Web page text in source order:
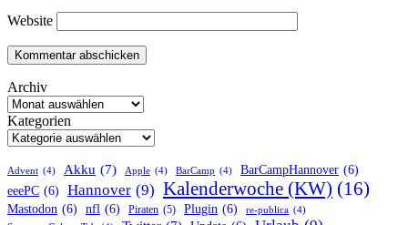
Website
Archiv
Kategorien
Advent (4) Akku (7) Apple (4) BarCamp (4) BarCampHannover (6)
eeePC (6) Hannover (9) Kalenderwoche (KW) (16)
Mastodon (6) nfl (6) Piraten (5) Plugin (6) re-publica (4)